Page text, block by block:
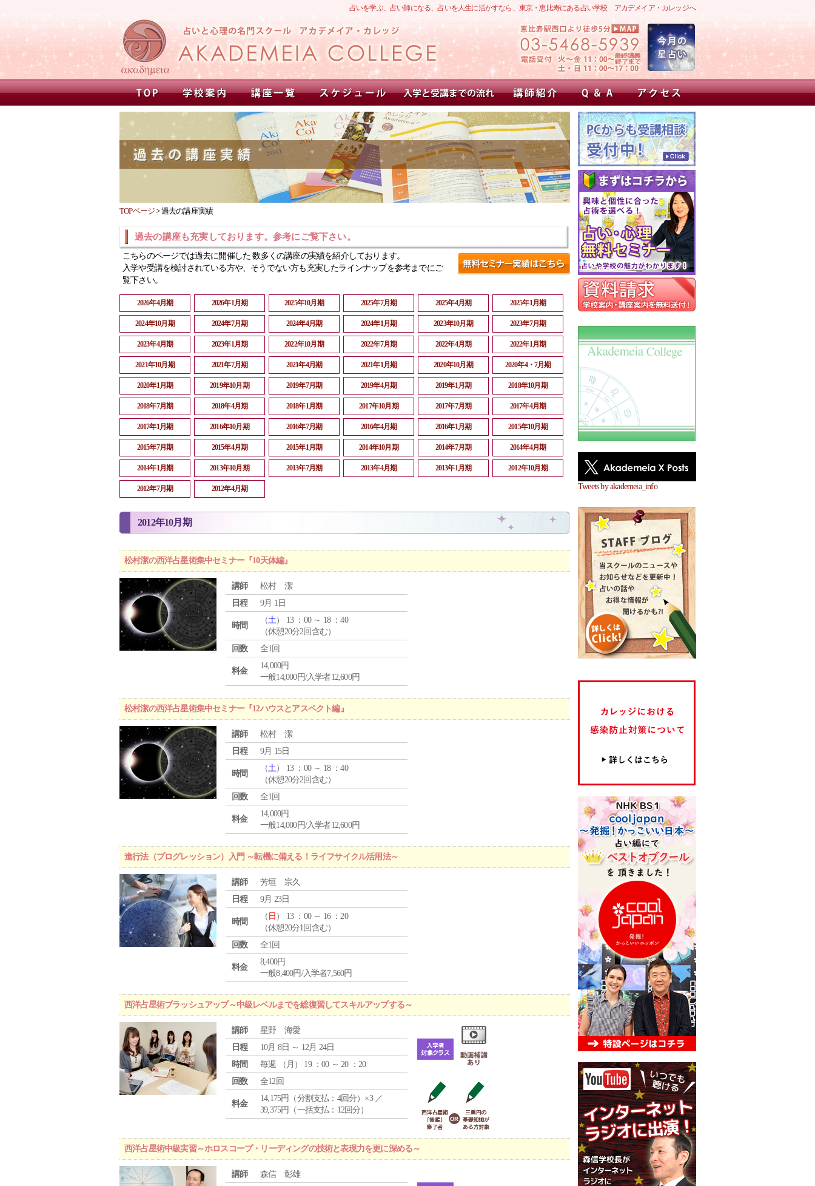
占いを学ぶ、占い師になる、占いを人生に活かすなら、東京・恵比寿にある占い学校 アカデメイア・カレッジへ
Tweets by akademeia_info
TOPページ>過去の講座実績
過去の講座も充実しております。参考にご覧下さい。
こちらのページでは過去に開催した 数多くの講座の実績を紹介しております。
入学や受講を検討されている方や、そうでない方も充実したラインナップを参考までにご
覧下さい。
2026年4月期 2026年1月期 2025年10月期 2025年7月期 2025年4月期 2025年1月期
2024年10月期 2024年7月期 2024年4月期 2024年1月期 2023年10月期 2023年7月期
2023年4月期 2023年1月期 2022年10月期 2022年7月期 2022年4月期 2022年1月期
2021年10月期 2021年7月期 2021年4月期 2021年1月期 2020年10月期 2020年4・7月期
2020年1月期 2019年10月期 2019年7月期 2019年4月期 2019年1月期 2018年10月期
2018年7月期 2018年4月期 2018年1月期 2017年10月期 2017年7月期 2017年4月期
2017年1月期 2016年10月期 2016年7月期 2016年4月期 2016年1月期 2015年10月期
2015年7月期 2015年4月期 2015年1月期 2014年10月期 2014年7月期 2014年4月期
2014年1月期 2013年10月期 2013年7月期 2013年4月期 2013年1月期 2012年10月期
2012年7月期 2012年4月期
2012年10月期
松村潔の西洋占星術集中セミナー『10天体編』
講師
松村 潔
日程
9月 1日
時間
（土） 13 ：00 ～ 18 ：40
（休憩20分2回含む）
回数
全1回
料金
14,000円
一般14,000円/入学者12,600円
松村潔の西洋占星術集中セミナー『12ハウスとアスペクト編』
講師
松村 潔
日程
9月 15日
時間
（土） 13 ：00 ～ 18 ：40
（休憩20分2回含む）
回数
全1回
料金
14,000円
一般14,000円/入学者12,600円
進行法（プログレッション）入門 ～転機に備える！ライフサイクル活用法～
講師
芳垣 宗久
日程
9月 23日
時間
（ 日 ） 13 ：00 ～ 16 ：20
（休憩20分1回含む）
回数
全1回
料金
8,400円
一般8,400円/入学者7,560円
西洋占星術ブラッシュアップ～中級レベルまでを総復習してスキルアップする～
講師
星野 海愛
日程
10月 8日 ～ 12月 24日
時間
毎週 （ 月 ） 19 ：00 ～ 20 ：20
回数
全12回
料金
14,175円（分割支払：4回分）×3 ／
39,375円（一括支払：12回分）
西洋占星術中級実習～ホロスコープ・リーディングの技術と表現力を更に深める～
講師
森信 彰雄